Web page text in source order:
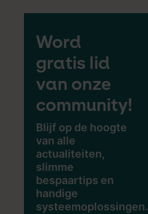
Word
gratis lid
van onze
community!
Blijf op de hoogte
van alle
actualiteiten,
slimme
bespaartips en
handige
systeemoplossingen.